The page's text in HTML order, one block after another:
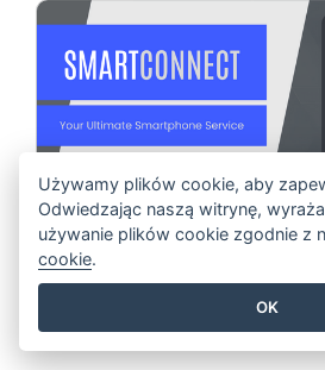
SmartConnect
Używamy plików cookie, aby
Odwiedzając naszą witrynę,
używanie plików cookie zgodnie z
cookie.
OK